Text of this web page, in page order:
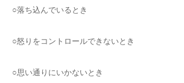
○落ち込んでいるとき
○怒りをコントロールできないとき
○思い通りにいかないとき